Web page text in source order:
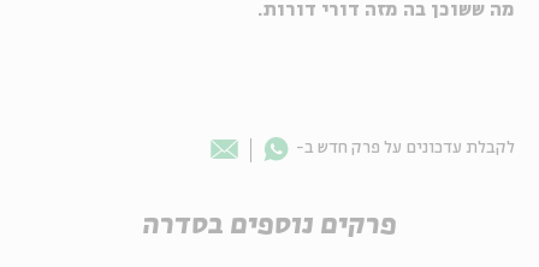
מה ששוכן בה מזה דורי דורות.
לקבלת עדכונים על פרק חדש ב- Whatsapp
Email
פרקים נוספים בסדרה